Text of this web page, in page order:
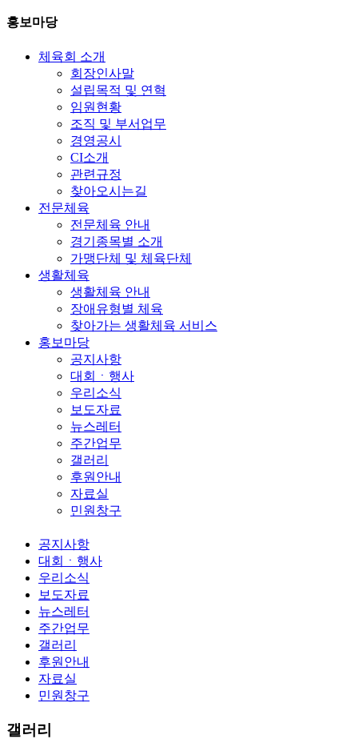
홍보마당
체육회 소개
회장인사말
설립목적 및 연혁
임원현황
조직 및 부서업무
경영공시
CI소개
관련규정
찾아오시는길
전문체육
전문체육 안내
경기종목별 소개
가맹단체 및 체육단체
생활체육
생활체육 안내
장애유형별 체육
찾아가는 생활체육 서비스
홍보마당
공지사항
대회ㆍ행사
우리소식
보도자료
뉴스레터
주간업무
갤러리
후원안내
자료실
민원창구
공지사항
대회ㆍ행사
우리소식
보도자료
뉴스레터
주간업무
갤러리
후원안내
자료실
민원창구
갤러리